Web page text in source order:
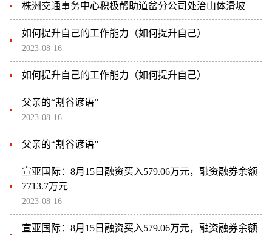
株洲交通事务中心积极帮助道岔分公司处治山体滑坡
如何提升自己的工作能力（如何提升自己）
2023-08-16
如何提升自己的工作能力（如何提升自己）
父亲的“割谷谚语”
2023-08-16
父亲的“割谷谚语”
宣亚国际：8月15日融资买入579.06万元，融资融券余额
7713.7万元
2023-08-16
宣亚国际：8月15日融资买入579.06万元，融资融券余额